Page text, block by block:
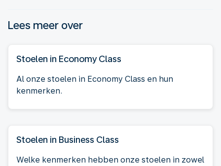
Lees meer over
Stoelen in Economy Class
Al onze stoelen in Economy Class en hun
kenmerken.
Stoelen in Business Class
Welke kenmerken hebben onze stoelen in zowel